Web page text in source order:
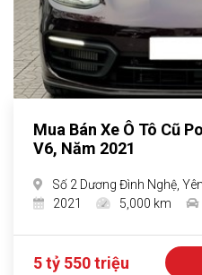
Mua Bán Xe Ô Tô Cũ
V6, Năm 2021
Số 2 Dương Đình Nghệ,
2021
5,000 km
5 tỷ 550 triệu